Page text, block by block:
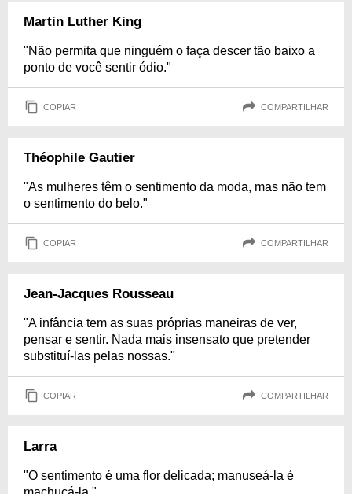
Martin Luther King
"Não permita que ninguém o faça descer tão baixo a
ponto de você sentir ódio."
COPIAR COMPARTILHAR
Théophile Gautier
"As mulheres têm o sentimento da moda, mas não tem
o sentimento do belo."
COPIAR COMPARTILHAR
Jean-Jacques Rousseau
"A infância tem as suas próprias maneiras de ver,
pensar e sentir. Nada mais insensato que pretender
substituí-las pelas nossas."
COPIAR COMPARTILHAR
Larra
"O sentimento é uma flor delicada; manuseá-la é